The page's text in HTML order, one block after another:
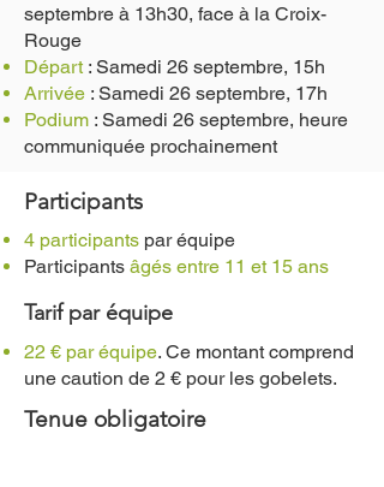
septembre à 13h30, face à la Croix-
Rouge
Départ: Samedi 26 septembre, 15h
Arrivée : Samedi 26 septembre, 17h
Podium : Samedi 26 septembre, heure
communiquée prochainement
Participants
4 participants par équipe
Participants âgés entre 11 et 15 ans
Tarif par équipe
22 € par équipe. Ce montant comprend
une caution de 2 € pour les gobelets.
Tenue obligatoire